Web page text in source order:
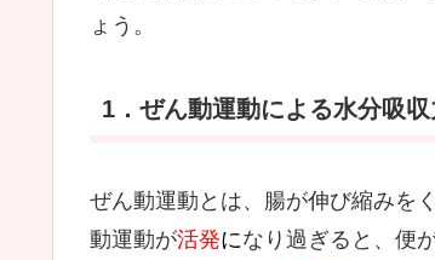
ょう。
1．ぜん動運動による水分吸
ぜん動運動とは、腸が伸び縮みを
動運動が活発になり過ぎると、便